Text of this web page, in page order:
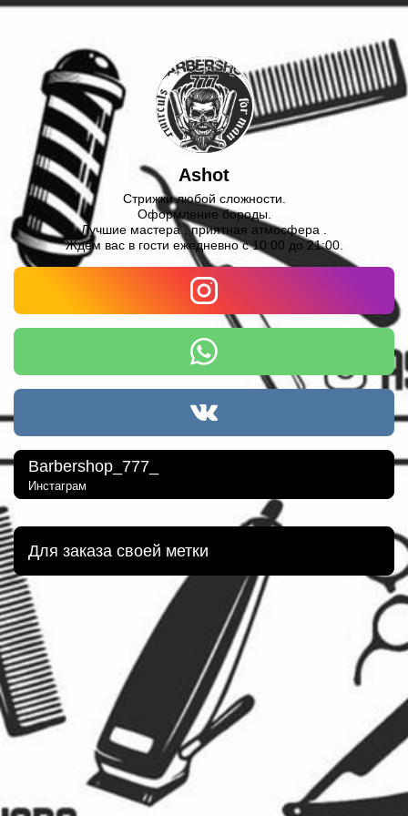
Ashot
Стрижки любой сложности.
Оформление бороды.
Лучшие мастера , приятная атмосфера .
Ждём вас в гости ежедневно с 10:00 до 21:00.
Barbershop_777_
Инстаграм
Для заказа своей метки